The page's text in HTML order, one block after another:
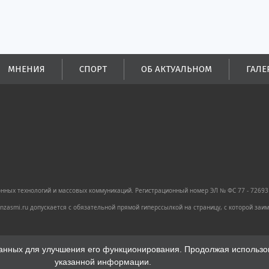
МНЕНИЯ СПОРТ ОБ АКТУАЛЬНОМ
технологий и массовых коммуникаций. Регистрационный номер ЭЛ № ФС 77 -
допускается с обязательной прямой гиперссылкой на страницу, с которой
для улучшения его функционирования. Продолжая
указанной информации.